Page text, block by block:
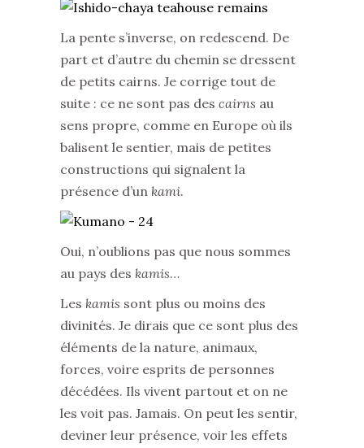
La pente s’inverse, on redescend. De
part et d’autre du chemin se dressent
de petits cairns. Je corrige tout de
suite : ce ne sont pas des cairns au
sens propre, comme en Europe où ils
balisent le sentier, mais de petites
constructions qui signalent la
présence d’un kami.
Oui, n’oublions pas que nous sommes
au pays des kamis…
Les kamis sont plus ou moins des
divinités. Je dirais que ce sont plus des
éléments de la nature, animaux,
forces, voire esprits de personnes
décédées. Ils vivent partout et on ne
les voit pas. Jamais. On peut les sentir,
deviner leur présence, voir les effets